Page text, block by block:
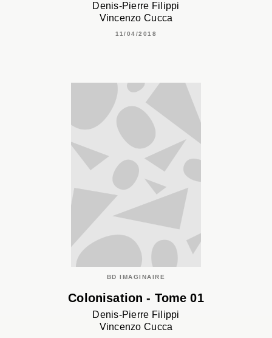
Denis-Pierre Filippi
Vincenzo Cucca
11/04/2018
BD IMAGINAIRE
Colonisation - Tome 01
Denis-Pierre Filippi
Vincenzo Cucca